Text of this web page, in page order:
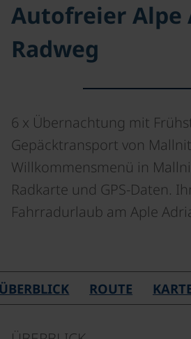
Autofreier Alpe
Radweg
6 x Übernachtung mit
Gepäcktransport von
Willkommensmenü in
Radkarte und GPS-Daten.
Fahrradurlaub am Aple
ROUTE